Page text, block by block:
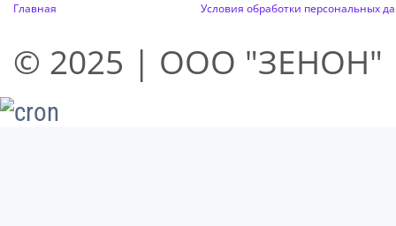
Главная Условия обработки персональных
© 2025 | ООО "ЗЕНОН"